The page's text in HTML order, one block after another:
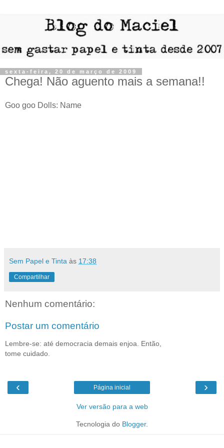
sexta-feira, 20 de março de 2009
Chega! Não aguento mais a semana!!
Goo goo Dolls: Name
Sem Papel e Tinta às 17:38
Compartilhar
Nenhum comentário:
Postar um comentário
Lembre-se: até democracia demais enjoa. Então,
tome cuidado.
‹ ›
Página inicial
Ver versão para a web
Tecnologia do Blogger.